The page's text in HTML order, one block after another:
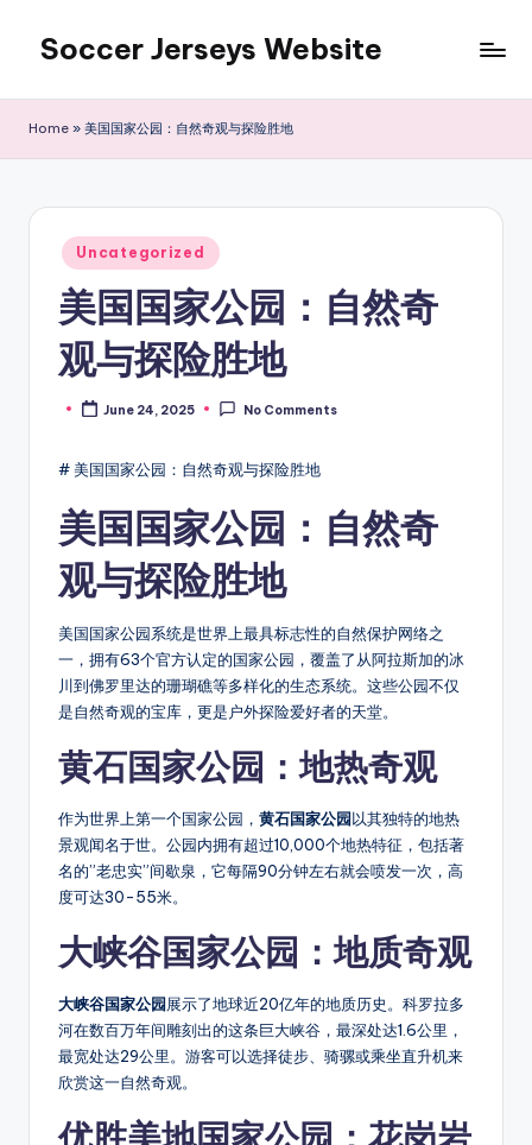
content
Soccer Jerseys Website
Home » 美国国家公园：自然奇观与探险胜地
Posted
in
Uncategorized
美国国家公园：自然奇
观与探险胜地
PostedJune 24, 2025 No Comments
# 美国国家公园：自然奇观与探险胜地
美国国家公园：自然奇
观与探险胜地
美国国家公园系统是世界上最具标志性的自然保护网络之
一，拥有63个官方认定的国家公园，覆盖了从阿拉斯加的冰
川到佛罗里达的珊瑚礁等多样化的生态系统。这些公园不仅
是自然奇观的宝库，更是户外探险爱好者的天堂。
黄石国家公园：地热奇观
作为世界上第一个国家公园， 黄石国家公园以其独特的地热
景观闻名于世。公园内拥有超过10,000个地热特征，包括著
名的”老忠实”间歇泉，它每隔90分钟左右就会喷发一次，高
度可达30-55米。
大峡谷国家公园：地质奇观
大峡谷国家公园展示了地球近20亿年的地质历史。科罗拉多
河在数百万年间雕刻出的这条巨大峡谷，最深处达1.6公里，
最宽处达29公里。游客可以选择徒步、骑骡或乘坐直升机来
欣赏这一自然奇观。